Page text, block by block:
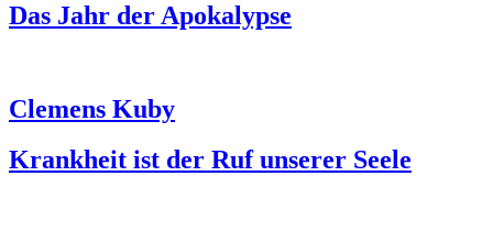
Das Jahr der Apokalypse
Clemens Kuby
Krankheit ist der Ruf unserer Seele